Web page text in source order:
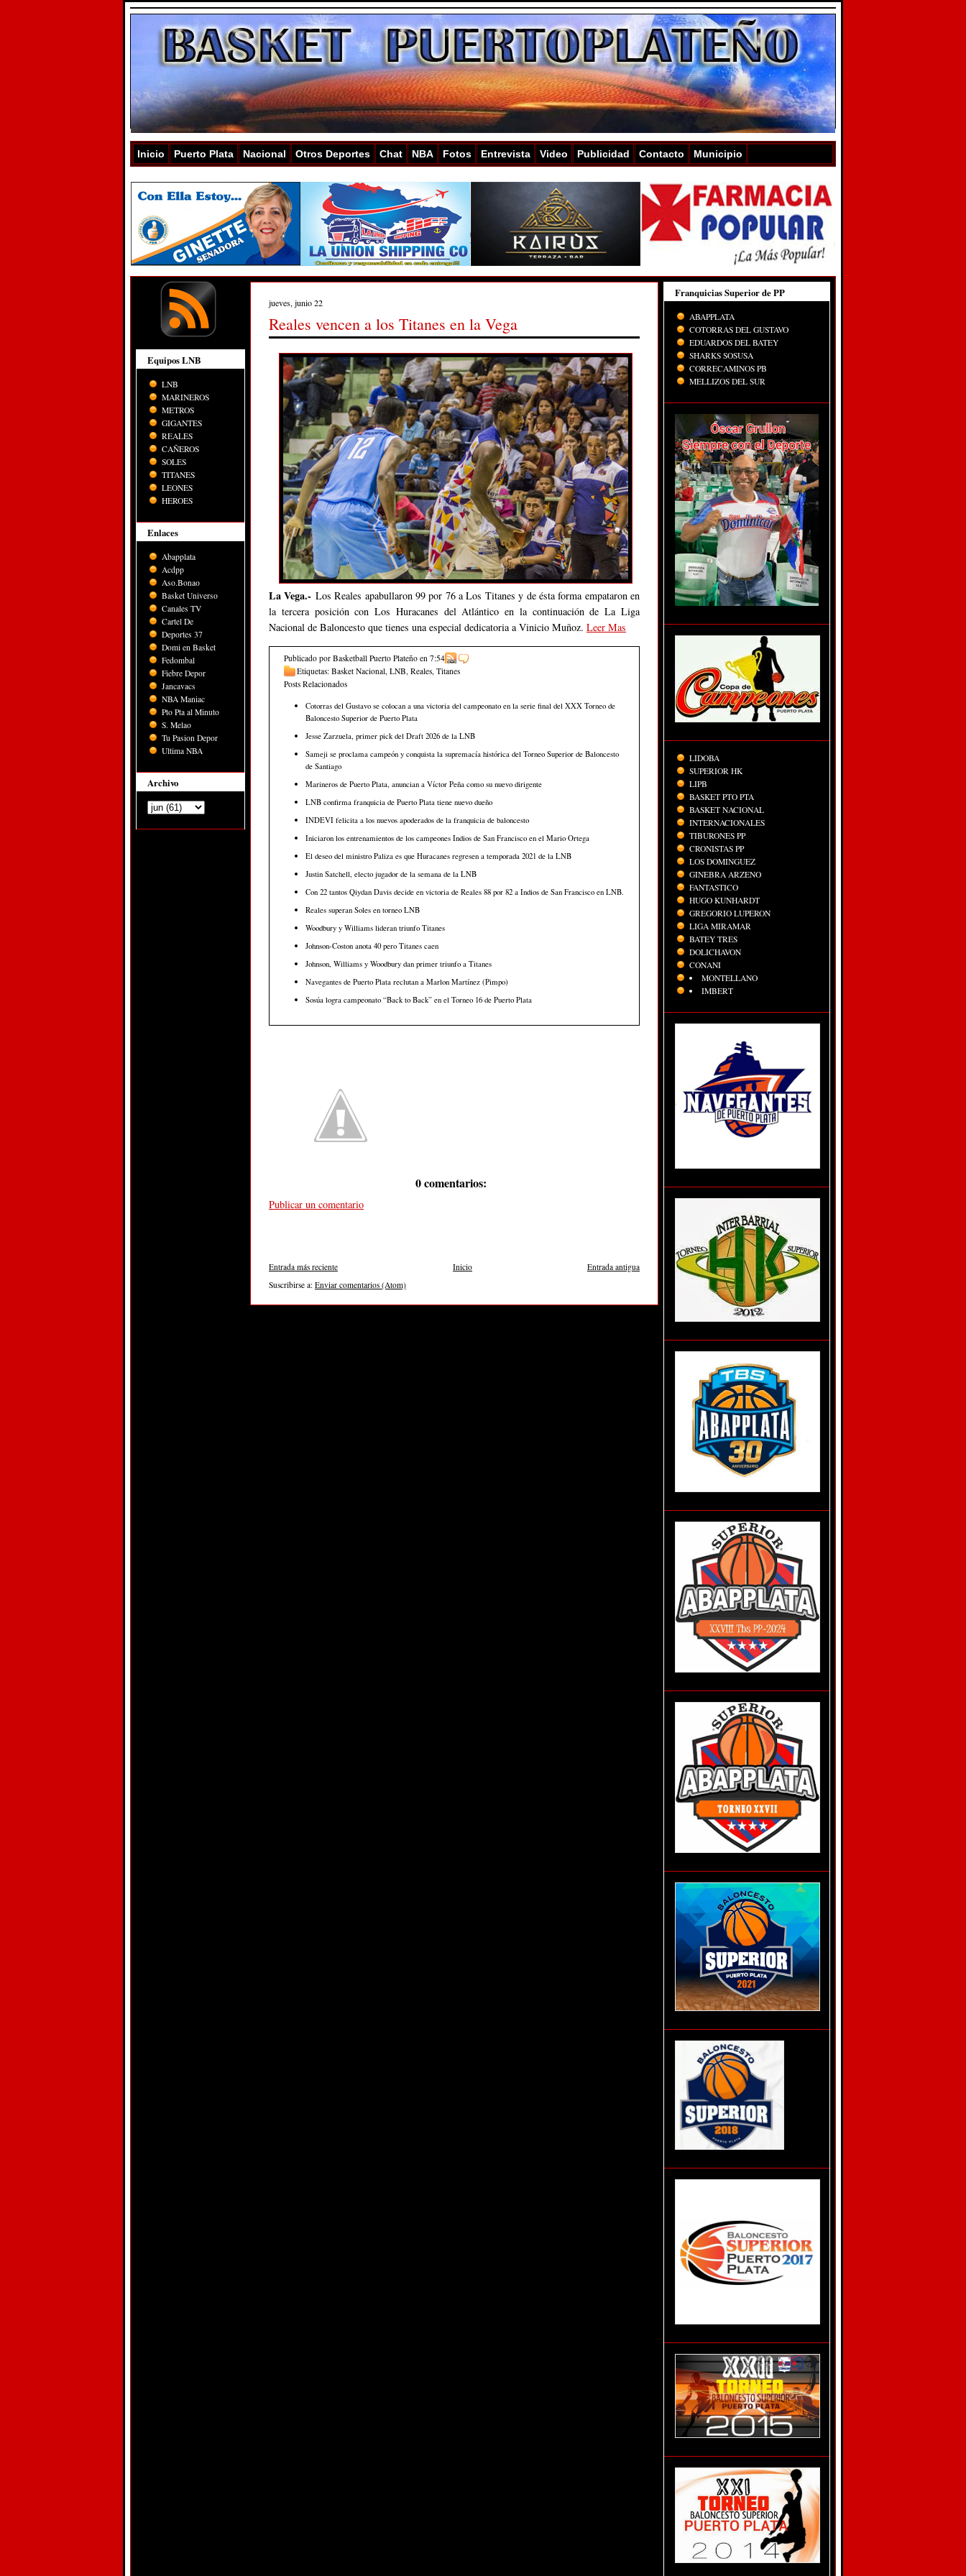
Inicio Puerto Plata Nacional Otros Deportes Chat NBA Fotos Entrevista Video Publicidad Contacto Municipio
Equipos LNB
LNB
MARINEROS
METROS
GIGANTES
REALES
CAÑEROS
SOLES
TITANES
LEONES
HEROES
Enlaces
Abapplata
Acdpp
Aso.Bonao
Basket Universo
Canales TV
Cartel De
Deportes 37
Domi en Basket
Fedombal
Fiebre Depor
Jancavacs
NBA Maniac
Pto Pta al Minuto
S. Melao
Tu Pasion Depor
Ultima NBA
Archivo
jueves, junio 22
Reales vencen a los Titanes en la Vega
La Vega.- Los Reales apabullaron 99 por 76 a Los Titanes y de ésta forma empataron en
la tercera posición con Los Huracanes del Atlántico en la continuación de La Liga
Nacional de Baloncesto que tienes una especial dedicatoria a Vinicio Muñoz. Leer Mas
Publicado por Basketball Puerto Plateño en 7:54
Etiquetas: Basket Nacional, LNB, Reales, Titanes
Posts Relacionados
Cotorras del Gustavo se colocan a una victoria del campeonato en la serie final del XXX Torneo de
Baloncesto Superior de Puerto Plata
Jesse Zarzuela, primer pick del Draft 2026 de la LNB
Sameji se proclama campeón y conquista la supremacía histórica del Torneo Superior de Baloncesto
de Santiago
Marineros de Puerto Plata, anuncian a Víctor Peña como su nuevo dirigente
LNB confirma franquicia de Puerto Plata tiene nuevo dueño
INDEVI felicita a los nuevos apoderados de la franquicia de baloncesto
Iniciaron los entrenamientos de los campeones Indios de San Francisco en el Mario Ortega
El deseo del ministro Paliza es que Huracanes regresen a temporada 2021 de la LNB
Justin Satchell, electo jugador de la semana de la LNB
Con 22 tantos Qiydan Davis decide en victoria de Reales 88 por 82 a Indios de San Francisco en LNB.
Reales superan Soles en torneo LNB
Woodbury y Williams lideran triunfo Titanes
Johnson-Coston anota 40 pero Titanes caen
Johnson, Williams y Woodbury dan primer triunfo a Titanes
Navegantes de Puerto Plata reclutan a Marlon Martínez (Pimpo)
Sosúa logra campeonato “Back to Back” en el Torneo 16 de Puerto Plata
0 comentarios:
Publicar un comentario
Entrada más reciente Entrada antigua
Inicio
Suscribirse a: Enviar comentarios (Atom)
Franquicias Superior de PP
ABAPPLATA
COTORRAS DEL GUSTAVO
EDUARDOS DEL BATEY
SHARKS SOSUSA
CORRECAMINOS PB
MELLIZOS DEL SUR
LIDOBA
SUPERIOR HK
LIPB
BASKET PTO PTA
BASKET NACIONAL
INTERNACIONALES
TIBURONES PP
CRONISTAS PP
LOS DOMINGUEZ
GINEBRA ARZENO
FANTASTICO
HUGO KUNHARDT
GREGORIO LUPERON
LIGA MIRAMAR
BATEY TRES
DOLICHAVON
CONANI
MONTELLANO
IMBERT